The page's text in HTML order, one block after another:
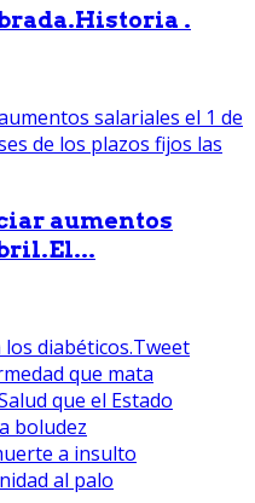
.
aumentos